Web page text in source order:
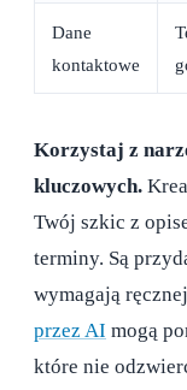
Dane
kontaktowe
Korzystaj z
kluczowych.
Twój szkic z
terminy. Są
wymagają
przez AI mogą
które nie